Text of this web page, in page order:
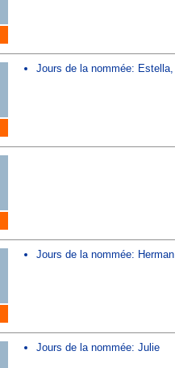
Jours de la nommée: Estella
Jours de la nommée: Herman
Jours de la nommée: Julie